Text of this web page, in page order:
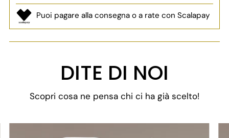
Puoi pagare alla consegna o a rate con Scalapay
carrello...
DITE DI NOI
Scopri cosa ne pensa chi ci ha già scelto!